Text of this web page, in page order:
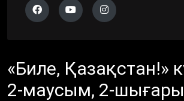
«Биле, Қазақстан!»
2-маусым, 2-